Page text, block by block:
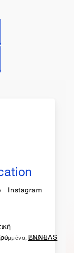
Ατελή)
Instagram
ENNEAS